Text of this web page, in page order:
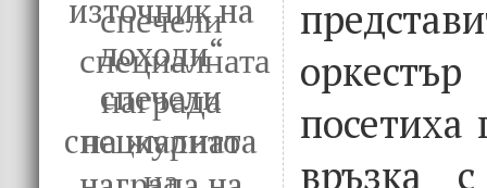
източник на
доходи“
спечели
специалната
посетиха
връзка